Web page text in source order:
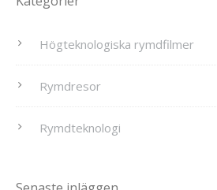
Högteknologiska rymdfilmer
Rymdresor
Rymdteknologi